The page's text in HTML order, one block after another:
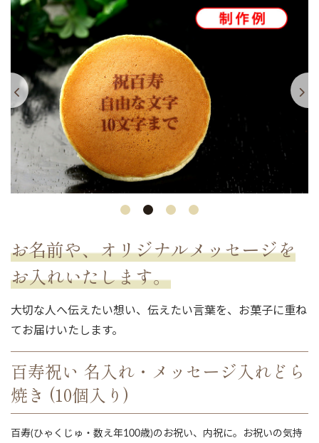
お名前や、オリジナルメッセージを
お入れいたします。
大切な人へ伝えたい想い、伝えたい言葉を、お菓子に重ね
てお届けいたします。
百寿祝い 名入れ・メッセージ入れどら
焼き (10個入り)
百寿(ひゃくじゅ・数え年100歳)のお祝い、内祝に。お祝いの気持